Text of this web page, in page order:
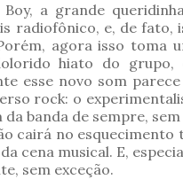
a grande
radiofônico, e, de fato,
agora isso toma
hiato do grupo,
esse novo som
rock: o
banda de sempre,
cairá no
cena musical. E,
sem exceção.